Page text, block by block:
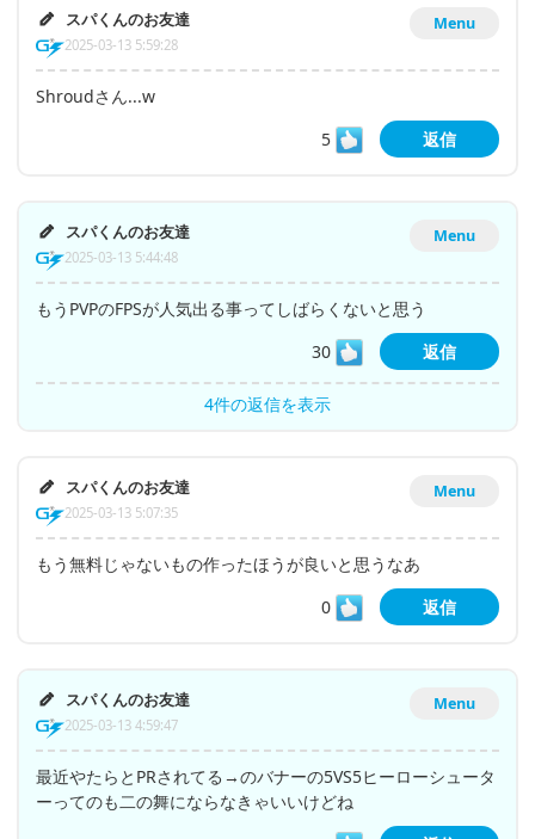
Menu
スパくんのお友達
2025-03-13 5:59:28
Shroudさん...w
5
返信
Menu
スパくんのお友達
2025-03-13 5:44:48
もうPVPのFPSが人気出る事ってしばらくないと思う
30
返信
4件の返信を表示
Menu
スパくんのお友達
2025-03-13 5:07:35
もう無料じゃないもの作ったほうが良いと思うなあ
0
返信
Menu
スパくんのお友達
2025-03-13 4:59:47
最近やたらとPRされてる→のバナーの5VS5ヒーローシュータ
ーってのも二の舞にならなきゃいいけどね